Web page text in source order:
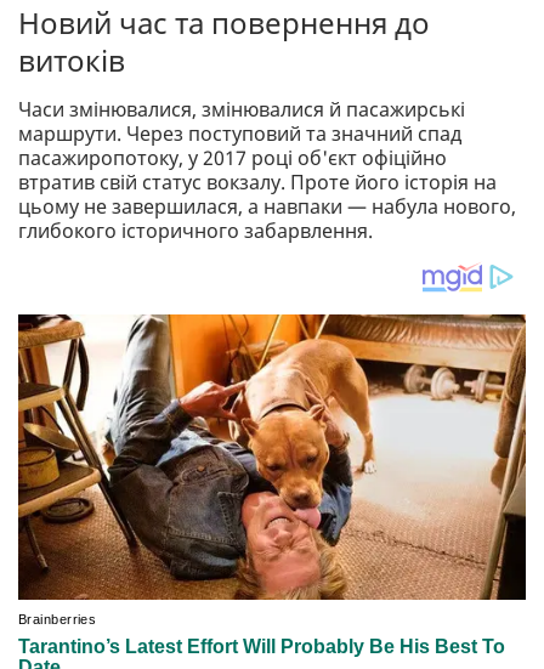
Новий час та повернення до
витоків
Часи змінювалися, змінювалися й пасажирські
маршрути. Через поступовий та значний спад
пасажиропотоку, у 2017 році об'єкт офіційно
втратив свій статус вокзалу. Проте його історія на
цьому не завершилася, а навпаки — набула нового,
глибокого історичного забарвлення.